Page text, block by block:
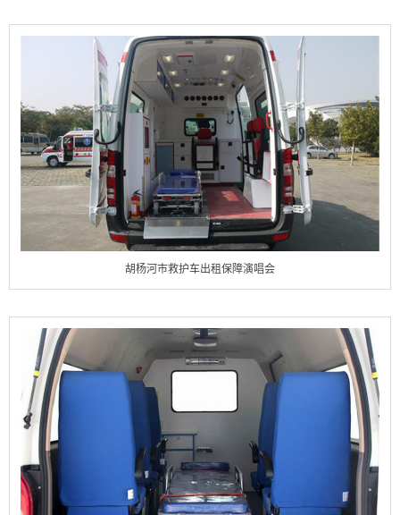
胡杨河市救护车出租保障演唱会